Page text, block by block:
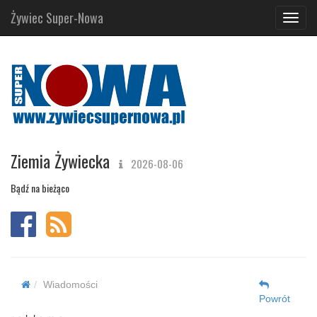
Żywiec Super-Nowa
Ziemia Żywiecka 2026-08-06
Bądź na bieżąco
Wiadomości
Powrót